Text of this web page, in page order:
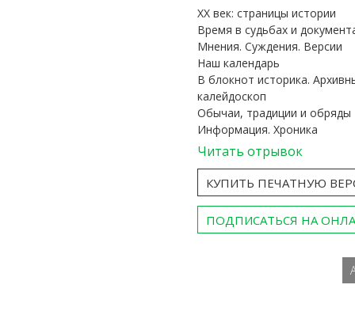
ХХ век: страницы истории
Время в судьбах и
Мнения. Суждения. Версии
Наш календарь
В блокнот историка.
калейдоскоп
Обычаи, традиции и обряды
Информация. Хроника
Читать отрывок
КУПИТЬ ПЕЧАТНУЮ
ПОДПИСАТЬСЯ НА